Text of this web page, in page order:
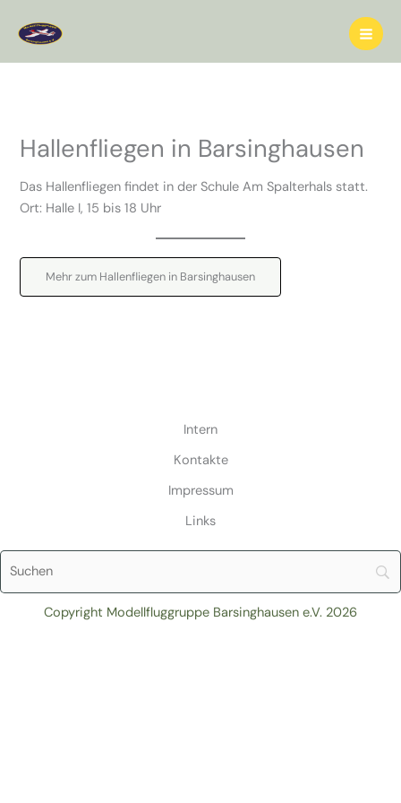
Inhalt
Hallenfliegen in Barsinghausen
Das Hallenfliegen findet in der Schule Am Spalterhals statt.
Ort: Halle I, 15 bis 18 Uhr
Mehr zum Hallenfliegen in Barsinghausen
Intern
Kontakte
Impressum
Links
Copyright Modellfluggruppe Barsinghausen e.V. 2026